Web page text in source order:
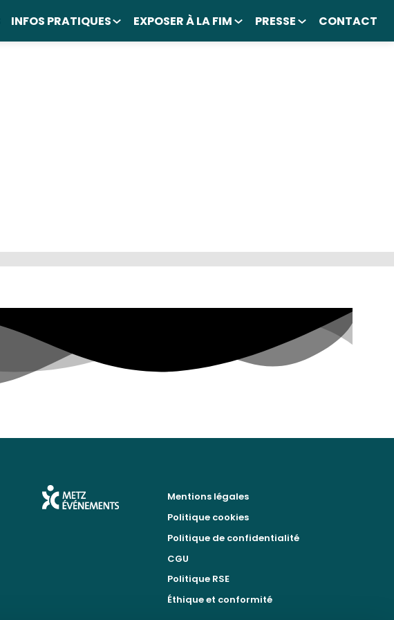
INFOS PRATIQUES EXPOSER À LA FIM PRESSE CONTACT
Mentions légales
Politique cookies
Politique de confidentialité
CGU
Politique RSE
Éthique et conformité